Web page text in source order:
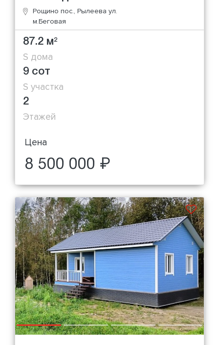
Рощино пос., Рылеева ул.
м.Беговая
87.2 м2
S дома
9 сот
S участка
2
Этажей
Цена
8 500 000 ₽